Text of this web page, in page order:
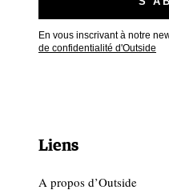
En vous inscrivant à notre
de confidentialité d'Outside
Liens
A propos d’Outside